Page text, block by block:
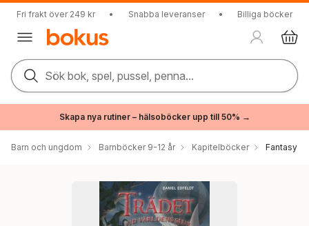
Fri frakt över 249 kr • Snabba leveranser • Billiga böcker
Sök bok, spel, pussel, penna...
Skapa nya rutiner – hälsoböcker upp till 50% →
Barn och ungdom Barnböcker 9-12 år Kapitelböcker Fantasy